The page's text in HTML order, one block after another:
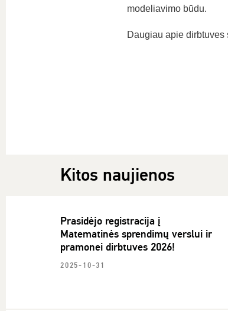
modeliavimo būdu.
Daugiau apie dirbtuves
Kitos naujienos
Prasidėjo registracija į
Matematinės sprendimų verslui ir
pramonei dirbtuves 2026!
2025-10-31